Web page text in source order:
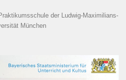
der Ludwig-Maximilians-
München